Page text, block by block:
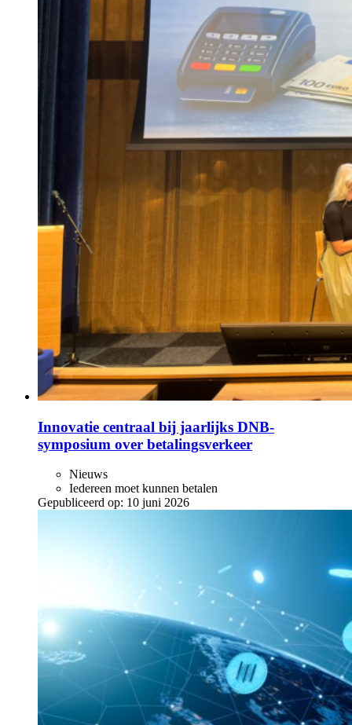
Innovatie centraal bij jaarlijks DNB-
symposium over betalingsverkeer
Nieuws
Iedereen moet kunnen betalen
Gepubliceerd op: 10 juni 2026